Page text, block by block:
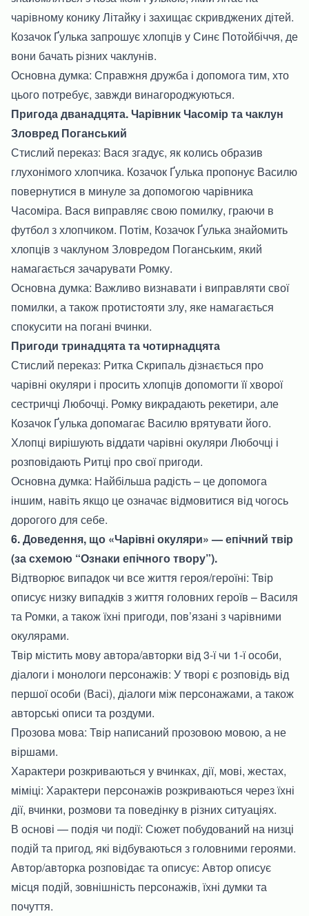
чарівному конику Літайку і захищає скривджених дітей.
Козачок Ґулька запрошує хлопців у Синє Потойбіччя, де
вони бачать різних чаклунів.
Основна думка: Справжня дружба і допомога тим, хто
цього потребує, завжди винагороджуються.
Пригода дванадцята. Чарівник Часомір та чаклун
Зловред Поганський
Стислий переказ: Вася згадує, як колись образив
глухонімого хлопчика. Козачок Ґулька пропонує Василю
повернутися в минуле за допомогою чарівника
Часоміра. Вася виправляє свою помилку, граючи в
футбол з хлопчиком. Потім, Козачок Ґулька знайомить
хлопців з чаклуном Зловредом Поганським, який
намагається зачарувати Ромку.
Основна думка: Важливо визнавати і виправляти свої
помилки, а також протистояти злу, яке намагається
спокусити на погані вчинки.
Пригоди тринадцята та чотирнадцята
Стислий переказ: Ритка Скрипаль дізнається про
чарівні окуляри і просить хлопців допомогти її хворої
сестричці Любочці. Ромку викрадають рекетири, але
Козачок Ґулька допомагає Василю врятувати його.
Хлопці вирішують віддати чарівні окуляри Любочці і
розповідають Ритці про свої пригоди.
Основна думка: Найбільша радість – це допомога
іншим, навіть якщо це означає відмовитися від чогось
дорогого для себе.
6. Доведення, що «Чарівні окуляри» — епічний твір
(за схемою “Ознаки епічного твору”).
Відтворює випадок чи все життя героя/героїні: Твір
описує низку випадків з життя головних героїв – Василя
та Ромки, а також їхні пригоди, пов’язані з чарівними
окулярами.
Твір містить мову автора/авторки від 3-ї чи 1-ї особи,
діалоги і монологи персонажів: У творі є розповідь від
першої особи (Васі), діалоги між персонажами, а також
авторські описи та роздуми.
Прозова мова: Твір написаний прозовою мовою, а не
віршами.
Характери розкриваються у вчинках, дії, мові, жестах,
міміці: Характери персонажів розкриваються через їхні
дії, вчинки, розмови та поведінку в різних ситуаціях.
В основі — подія чи події: Сюжет побудований на низці
подій та пригод, які відбуваються з головними героями.
Автор/авторка розповідає та описує: Автор описує
місця подій, зовнішність персонажів, їхні думки та
почуття.